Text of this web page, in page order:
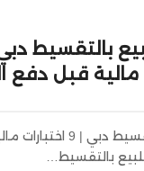
مالية قبل دفع
شقق للبيع بالتقسيط دبي
بالتقسيط…